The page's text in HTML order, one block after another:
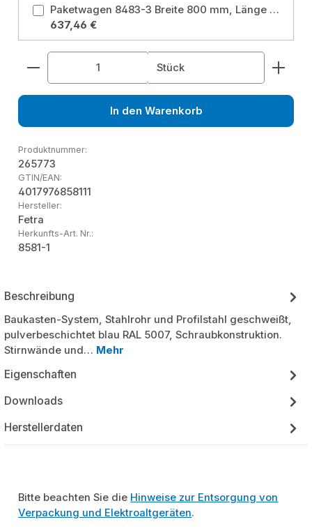
Paketwagen 8483-3 Breite 800 mm, Länge 1200 mm Ladeflächenbreite: 800 mm / Ladeflächenlänge: 1200 mm
637,46 €
Produkt Anzahl: Gib den gewünschten Wert
Stück
In den Warenkorb
Produktnummer:
265773
GTIN/EAN:
4017976858111
Hersteller:
Fetra
Herkunfts-Art. Nr.:
8581-1
Beschreibung
Baukasten-System, Stahlrohr und Profilstahl geschweißt,
pulverbeschichtet blau RAL 5007, Schraubkonstruktion.
Stirnwände und… Mehr
Eigenschaften
Downloads
Herstellerdaten
Bitte beachten Sie die Hinweise zur Entsorgung von
Verpackung und Elektroaltgeräten.